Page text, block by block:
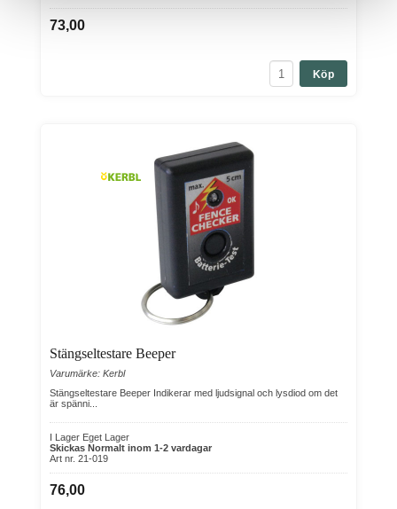
73,00
Köp
Stängseltestare Beeper
Varumärke: Kerbl
Stängseltestare Beeper Indikerar med ljudsignal och lysdiod om det
är spänni...
I Lager Eget Lager
Skickas Normalt inom 1-2 vardagar
Art nr. 21-019
76,00